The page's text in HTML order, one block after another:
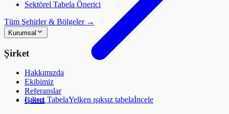
Sektörel Tabela Önerici
Tüm Şehirler & Bölgeler →
Kurumsal
Şirket
Hakkımızda
Ekibimiz
Referanslar
Galeri
Işıksız TabelaYelken ışıksız tabelaİncele